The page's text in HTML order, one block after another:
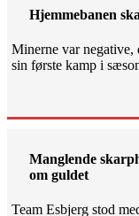
Hjemmebanen
Minerne var negative,
sin første kamp i
Manglende
om guldet
Team Esbjerg stod